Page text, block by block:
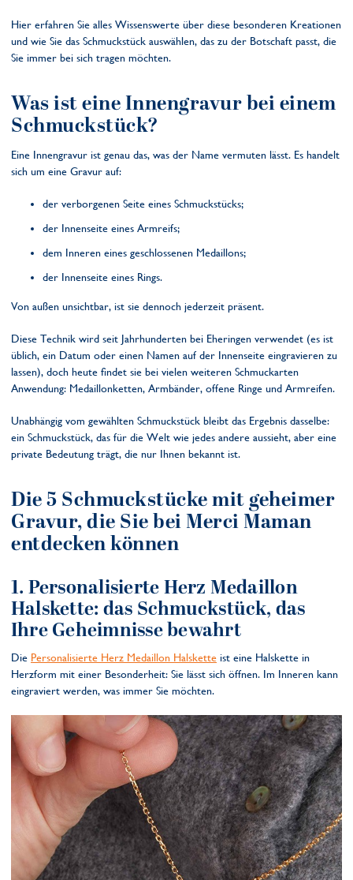
Hier erfahren Sie alles Wissenswerte über diese besonderen Kreationen
und wie Sie das Schmuckstück auswählen, das zu der Botschaft passt, die
Sie immer bei sich tragen möchten.
Was ist eine Innengravur bei einem
Schmuckstück?
Eine Innengravur ist genau das, was der Name vermuten lässt. Es handelt
sich um eine Gravur auf:
der verborgenen Seite eines Schmuckstücks;
der Innenseite eines Armreifs;
dem Inneren eines geschlossenen Medaillons;
der Innenseite eines Rings.
Von außen unsichtbar, ist sie dennoch jederzeit präsent.
Diese Technik wird seit Jahrhunderten bei Eheringen verwendet (es ist
üblich, ein Datum oder einen Namen auf der Innenseite eingravieren zu
lassen), doch heute findet sie bei vielen weiteren Schmuckarten
Anwendung: Medaillonketten, Armbänder, offene Ringe und Armreifen.
Unabhängig vom gewählten Schmuckstück bleibt das Ergebnis dasselbe:
ein Schmuckstück, das für die Welt wie jedes andere aussieht, aber eine
private Bedeutung trägt, die nur Ihnen bekannt ist.
Die 5 Schmuckstücke mit geheimer
Gravur, die Sie bei Merci Maman
entdecken können
1. Personalisierte Herz Medaillon
Halskette: das Schmuckstück, das
Ihre Geheimnisse bewahrt
Die Personalisierte Herz Medaillon Halskette ist eine Halskette in
Herzform mit einer Besonderheit: Sie lässt sich öffnen. Im Inneren kann
eingraviert werden, was immer Sie möchten.